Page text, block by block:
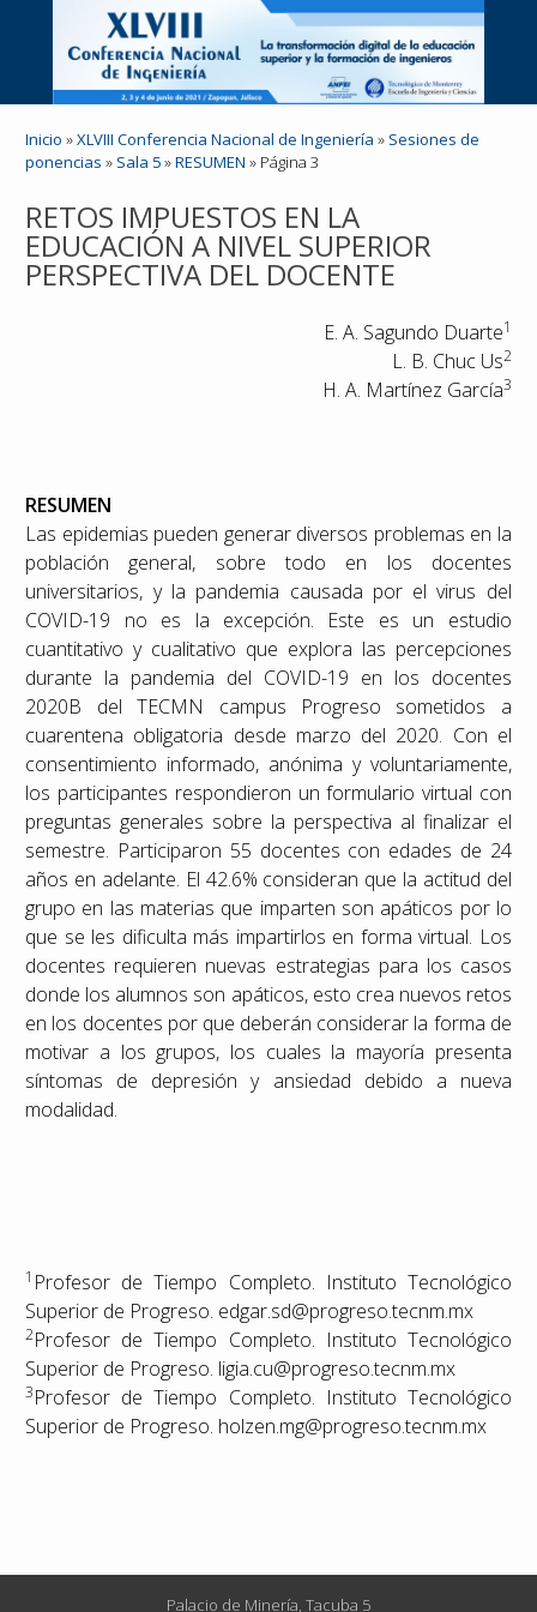
Inicio »XLVIII Conferencia Nacional de Ingeniería » Sesiones de
ponencias » Sala 5»RESUMEN » Página 3
RETOS IMPUESTOS EN LA
EDUCACIÓN A NIVEL SUPERIOR
PERSPECTIVA DEL DOCENTE
E. A. Sagundo Duarte1
L. B. Chuc Us2
H. A. Martínez García3
RESUMEN
Las epidemias pueden generar diversos problemas en la
población general, sobre todo en los docentes
universitarios, y la pandemia causada por el virus del
COVID-19 no es la excepción. Este es un estudio
cuantitativo y cualitativo que explora las percepciones
durante la pandemia del COVID-19 en los docentes
2020B del TECMN campus Progreso sometidos a
cuarentena obligatoria desde marzo del 2020. Con el
consentimiento informado, anónima y voluntariamente,
los participantes respondieron un formulario virtual con
preguntas generales sobre la perspectiva al finalizar el
semestre. Participaron 55 docentes con edades de 24
años en adelante. El 42.6% consideran que la actitud del
grupo en las materias que imparten son apáticos por lo
que se les dificulta más impartirlos en forma virtual. Los
docentes requieren nuevas estrategias para los casos
donde los alumnos son apáticos, esto crea nuevos retos
en los docentes por que deberán considerar la forma de
motivar a los grupos, los cuales la mayoría presenta
síntomas de depresión y ansiedad debido a nueva
modalidad.
1 Profesor de Tiempo Completo. Instituto Tecnológico
Superior de Progreso. edgar.sd@progreso.tecnm.mx
2Profesor de Tiempo Completo. Instituto Tecnológico
Superior de Progreso. ligia.cu@progreso.tecnm.mx
3Profesor de Tiempo Completo. Instituto Tecnológico
Superior de Progreso. holzen.mg@progreso.tecnm.mx
Palacio de Minería, Tacuba 5